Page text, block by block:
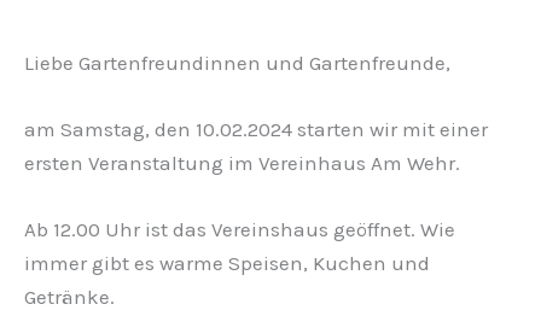
Liebe Gartenfreundinnen und Gartenfreunde,
am Samstag, den 10.02.2024 starten wir mit einer
ersten Veranstaltung im Vereinhaus Am Wehr.
Ab 12.00 Uhr ist das Vereinshaus geöffnet. Wie
immer gibt es warme Speisen, Kuchen und
Getränke.